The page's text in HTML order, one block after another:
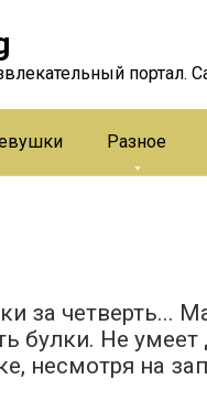
портал.
Разное
за четверть...
булки. Не умеет
несмотря на